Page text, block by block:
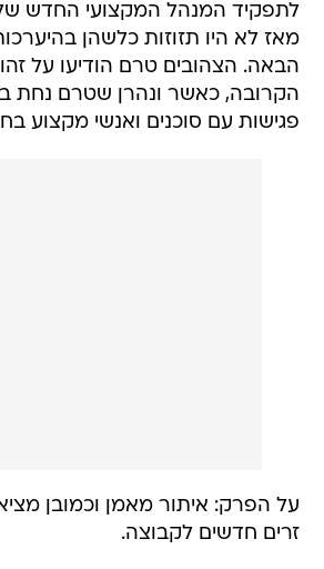
לתפקיד המנהל המקצועי החדש של
מאז לא היו תזוזות כלשהן
הבאה. הצהובים טרם הודיעו על
הקרובה, כאשר ונהרן שטרם נחת
פגישות עם סוכנים ואנשי מקצוע
על הפרק: איתור מאמן וכמובן
זרים חדשים לקבוצה.